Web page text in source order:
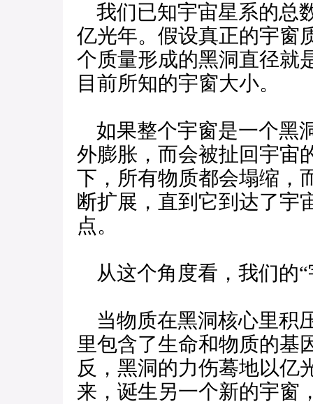
我们已知宇宙星系的总
亿光年。假设真正的宇窗
个质量形成的黑洞直径就
目前所知的宇窗大小。
如果整个宇窗是一个黑
外膨胀，而会被扯回宇宙
下，所有物质都会塌缩，
断扩展，直到它到达了宇
点。
从这个角度看，我们的“
当物质在黑洞核心里积
里包含了生命和物质的基
反，黑洞的力伤蓦地以亿
来，诞生另一个新的宇窗